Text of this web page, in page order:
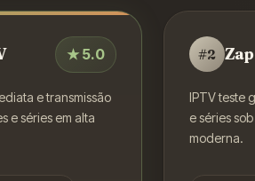
★ 5.0
e transmissão
e séries em alta
#2
IPTV teste
e séries
moderna.